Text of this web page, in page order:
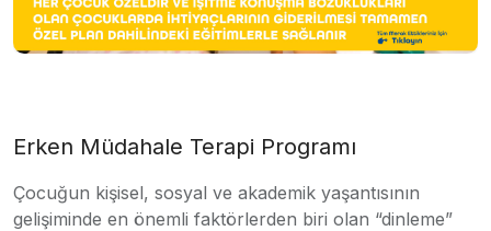
Erken Müdahale Terapi Programı
Çocuğun kişisel, sosyal ve akademik yaşantısının
gelişiminde en önemli faktörlerden biri olan “dinleme”